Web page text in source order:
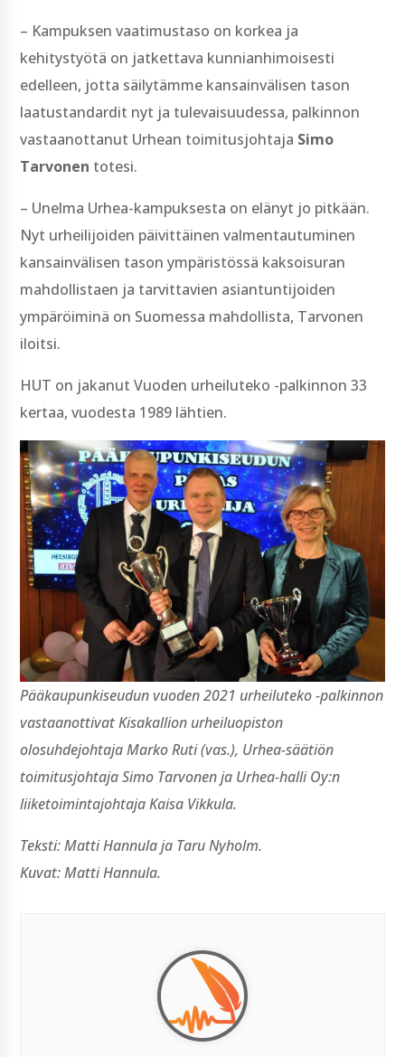
– Kampuksen vaatimustaso on korkea ja
kehitystyötä on jatkettava kunnianhimoisesti
edelleen, jotta säilytämme kansainvälisen tason
laatustandardit nyt ja tulevaisuudessa, palkinnon
vastaanottanut Urhean toimitusjohtaja Simo
Tarvonen totesi.
– Unelma Urhea-kampuksesta on elänyt jo pitkään.
Nyt urheilijoiden päivittäinen valmentautuminen
kansainvälisen tason ympäristössä kaksoisuran
mahdollistaen ja tarvittavien asiantuntijoiden
ympäröiminä on Suomessa mahdollista, Tarvonen
iloitsi.
HUT on jakanut Vuoden urheiluteko -palkinnon 33
kertaa, vuodesta 1989 lähtien.
Pääkaupunkiseudun vuoden 2021 urheiluteko -palkinnon
vastaanottivat Kisakallion urheiluopiston
olosuhdejohtaja Marko Ruti (vas.), Urhea-säätiön
toimitusjohtaja Simo Tarvonen ja Urhea-halli Oy:n
liiketoimintajohtaja Kaisa Vikkula.
Teksti: Matti Hannula ja Taru Nyholm.
Kuvat: Matti Hannula.